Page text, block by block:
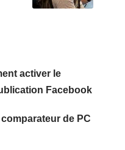
activer le
Facebook
comparateur de PC